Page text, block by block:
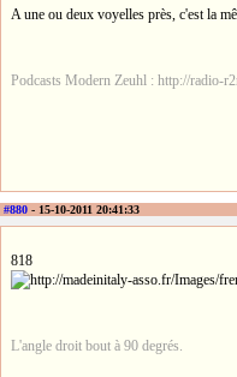
A une ou deux voyelles près, c'est la
Podcasts Modern Zeuhl : http://radio-
#880 - 15-10-2011 20:41:33
818
L'angle droit bout à 90 degrés.